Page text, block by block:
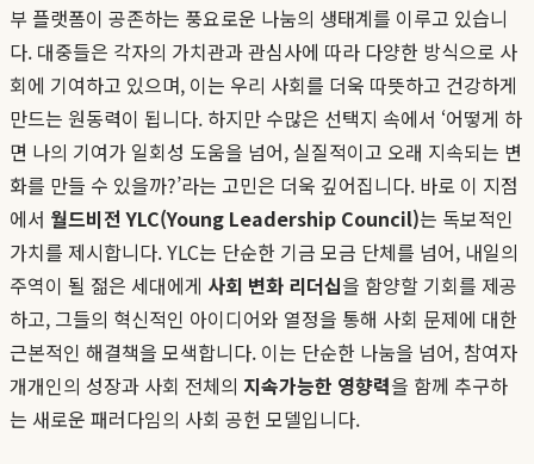
부 플랫폼이 공존하는 풍요로운 나눔의 생태계를 이루고 있습니
다. 대중들은 각자의 가치관과 관심사에 따라 다양한 방식으로 사
회에 기여하고 있으며, 이는 우리 사회를 더욱 따뜻하고 건강하게
만드는 원동력이 됩니다. 하지만 수많은 선택지 속에서 ‘어떻게 하
면 나의 기여가 일회성 도움을 넘어, 실질적이고 오래 지속되는 변
화를 만들 수 있을까?’라는 고민은 더욱 깊어집니다. 바로 이 지점
에서 월드비전 YLC(Young Leadership Council)는 독보적인
가치를 제시합니다. YLC는 단순한 기금 모금 단체를 넘어, 내일의
주역이 될 젊은 세대에게 사회 변화 리더십을 함양할 기회를 제공
하고, 그들의 혁신적인 아이디어와 열정을 통해 사회 문제에 대한
근본적인 해결책을 모색합니다. 이는 단순한 나눔을 넘어, 참여자
개개인의 성장과 사회 전체의 지속가능한 영향력을 함께 추구하
는 새로운 패러다임의 사회 공헌 모델입니다.